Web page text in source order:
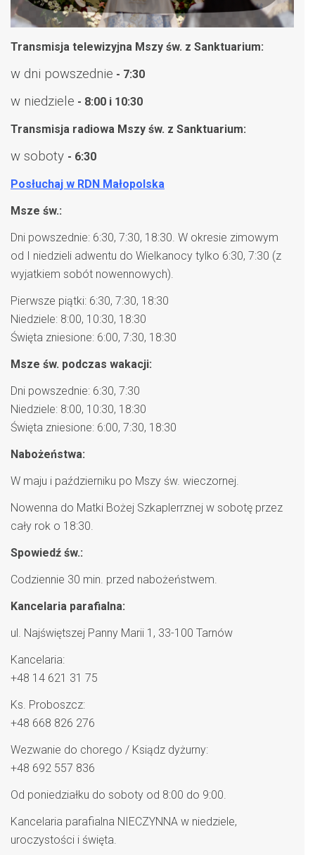
Transmisja telewizyjna Mszy św. z Sanktuarium:
w dni powszednie - 7:30
w niedziele - 8:00 i 10:30
Transmisja radiowa Mszy św. z Sanktuarium:
w soboty - 6:30
Posłuchaj w RDN Małopolska
Msze św.:
Dni powszednie: 6:30, 7:30, 18:30. W okresie zimowym
od I niedzieli adwentu do Wielkanocy tylko 6:30, 7:30 (z
wyjatkiem sobót nowennowych).
Pierwsze piątki: 6:30, 7:30, 18:30
Niedziele: 8:00, 10:30, 18:30
Święta zniesione: 6:00, 7:30, 18:30
Msze św. podczas wakacji:
Dni powszednie: 6:30, 7:30
Niedziele: 8:00, 10:30, 18:30
Święta zniesione: 6:00, 7:30, 18:30
Nabożeństwa:
W maju i październiku po Mszy św. wieczornej.
Nowenna do Matki Bożej Szkaplerrznej w sobotę przez
cały rok o 18:30.
Spowiedź św.:
Codziennie 30 min. przed nabożeństwem.
Kancelaria parafialna:
ul. Najświętszej Panny Marii 1, 33-100 Tarnów
Kancelaria:
+48 14 621 31 75
Ks. Proboszcz:
+48 668 826 276
Wezwanie do chorego / Ksiądz dyżurny:
+48 692 557 836
Od poniedziałku do soboty od 8:00 do 9:00.
Kancelaria parafialna NIECZYNNA w niedziele,
uroczystości i święta.